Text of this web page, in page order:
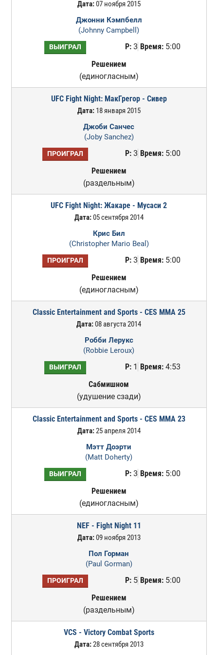
Дата:07 ноября 2015
Джонни Кэмпбелл
(Johnny Campbell)
ВЫИГРАЛ Р:3 Время:5:00
Решением
(единогласным)
UFC Fight Night: МакГрегор - Сивер
Дата:18 января 2015
Джоби Санчес
(Joby Sanchez)
ПРОИГРАЛ Р:3 Время:5:00
Решением
(раздельным)
UFC Fight Night: Жакаре - Мусаси 2
Дата:05 сентября 2014
Крис Бил
(Christopher Mario Beal)
ПРОИГРАЛ Р:3 Время:5:00
Решением
(единогласным)
Classic Entertainment and Sports - CES MMA 25
Дата:08 августа 2014
Робби Лерукс
(Robbie Leroux)
ВЫИГРАЛ Р:1 Время:4:53
Сабмишном
(удушение сзади)
Classic Entertainment and Sports - CES MMA 23
Дата:25 апреля 2014
Мэтт Доэрти
(Matt Doherty)
ВЫИГРАЛ Р:3 Время:5:00
Решением
(единогласным)
NEF - Fight Night 11
Дата:09 ноября 2013
Пол Горман
(Paul Gorman)
ПРОИГРАЛ Р:5 Время:5:00
Решением
(раздельным)
VCS - Victory Combat Sports
Дата:28 сентября 2013